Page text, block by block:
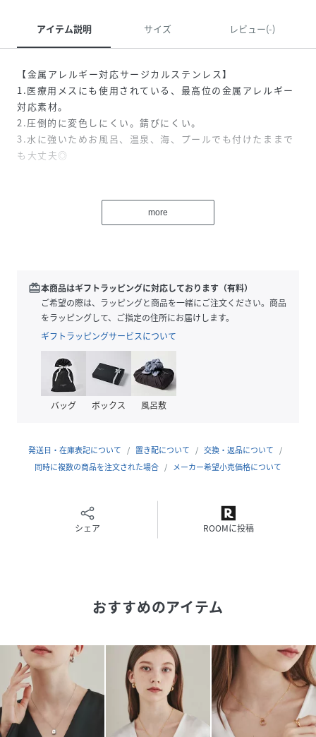
アイテム説明 サイズ レビュー(-)
【金属アレルギー対応サージカルステンレス】
1.医療用メスにも使用されている、最高位の金属アレルギー
対応素材。
2.圧倒的に変色しにくい。錆びにくい。
3.水に強いためお風呂、温泉、海、プールでも付けたままで
も大丈夫◎
もつけっぱなしで大丈夫!肌に優しい！」と大人気な素材で
サージカルステンレス素材とは、サージカル＝医療用の、ス
テンレススティール＝錆びない鋼鉄、という2つの言葉を合
わせて作られた造語です。
腐食しにくい素材で、医療用のメスなどの医療用器具や、ハ
サミなどにも使われています。
変色しにくい上に、お風呂、温泉、プール、海など水に強く
錆びにくいのが特徴。
金属アレルギーの方でもご使用いただけるのが最大のメリッ
◆商品説明◆
程よいサイズ感とデザインで、どんなコーディネートにも合
わせやすい優秀アイテムです。
付けたときのシルエットやバランスにこだわった、すこしの
＊撮影環境によりスマートフォン、パソコンなどの画面上と
実物では多少色味が異なることがございます。
＊商品の特性上、色や形に多少の個体差がございますので予
more
redeem本商品はギフトラッピングに対応しております（有料）
ご希望の際は、ラッピングと商品を一緒にご注文ください。商品
をラッピングして、ご指定の住所にお届けします。
ギフトラッピングサービスについて
バッグ ボックス 風呂敷
発送日・在庫表記について 置き配について
交換・返品について
同時に複数の商品を注文された場合
メーカー希望小売価格について
シェア ROOMに投稿
おすすめのアイテム